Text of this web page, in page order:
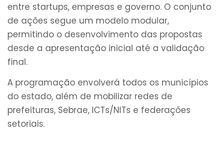
entre startups, empresas e governo. O conjunto
de ações segue um modelo modular,
permitindo o desenvolvimento das propostas
desde a apresentação inicial até a validação
final.
A programação envolverá todos os municípios
do estado, além de mobilizar redes de
prefeituras, Sebrae, ICTs/NITs e federações
setoriais.